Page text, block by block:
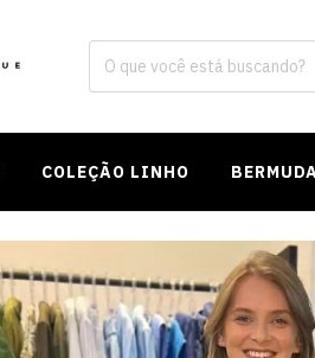
COLEÇÃO LINHO